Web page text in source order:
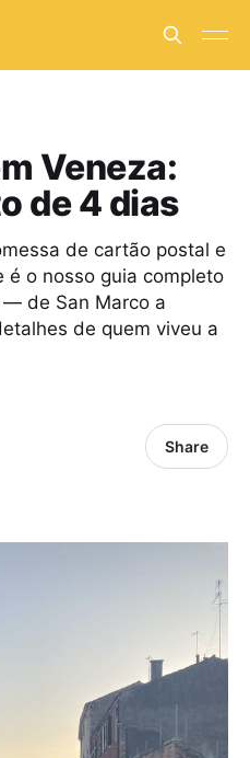
Veneza:
de 4 dias
de cartão postal e
é o nosso guia completo
de San Marco a
de quem viveu a
Share